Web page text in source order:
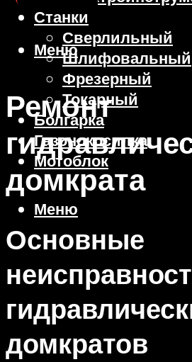
Станки
Сверлильный
Шлифовальный
Фрезерный
Токарный
Болгарка
Газонокосилка
Мотоблок
Меню
Меню
Ремонт
домкрата
Основные
домкратов